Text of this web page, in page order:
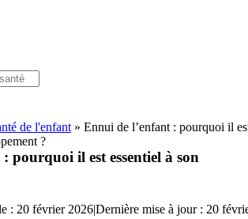
de l'enfant» Ennui de l’enfant : pourquoi il
?
pourquoi il est essentiel à son
: 20 février 2026|Dernière mise à jour : 20